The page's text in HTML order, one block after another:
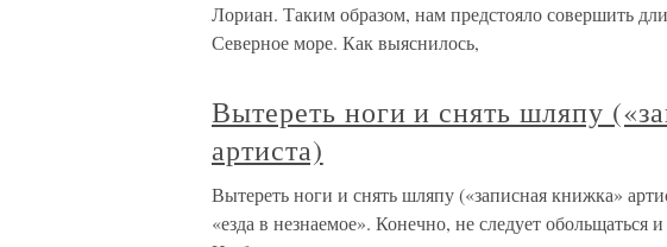
Лориан. Таким образом, нам предстояло совершить
Северное море. Как выяснилось,
Вытереть ноги и снять шляпу
артиста)
Вытереть ноги и снять шляпу («записная книжка»
«езда в незнаемое». Конечно, не следует обольщаться